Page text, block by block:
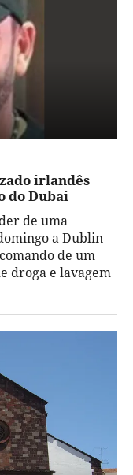
irlandês
do Dubai
de uma
a Dublin
de um
droga e lavagem